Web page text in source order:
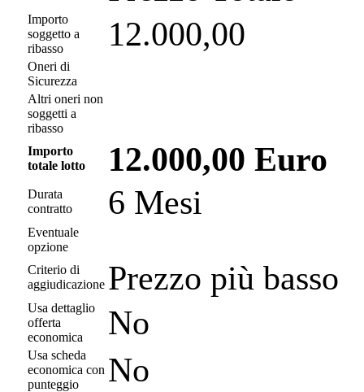
Importo
soggetto a
ribasso
12.000,00
Oneri di
Sicurezza
Altri oneri non
soggetti a
ribasso
Importo
totale lotto
12.000,00 Euro
Durata
contratto
6 Mesi
Eventuale
opzione
Criterio di
aggiudicazione Prezzo più basso
Usa dettaglio
offerta
economica
No
Usa scheda
economica con
punteggio
No